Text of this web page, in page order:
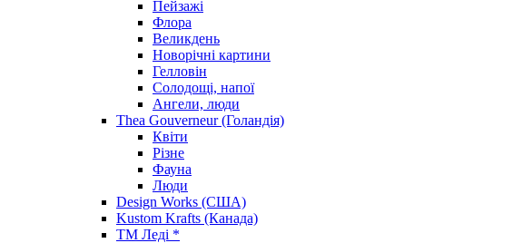
Пейзажі
Флора
Великдень
Новорічні картини
Гелловін
Солодощі, напої
Ангели, люди
Thea Gouverneur (Голандія)
Квіти
Різне
Фауна
Люди
Design Works (США)
Kustom Krafts (Канада)
ТМ Леді *